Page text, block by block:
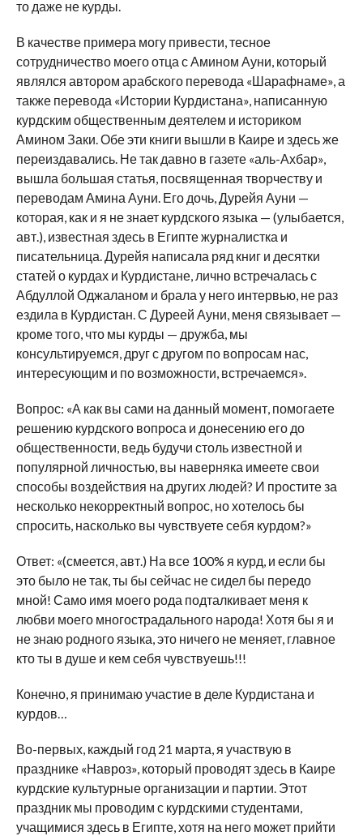
то даже не курды.
В качестве примера могу привести, тесное
сотрудничество моего отца с Амином Ауни, который
являлся автором арабского перевода «Шарафнаме», а
также перевода «Истории Курдистана», написанную
курдским общественным деятелем и историком
Амином Заки. Обе эти книги вышли в Каире и здесь же
переиздавались. Не так давно в газете «аль-Ахбар»,
вышла большая статья, посвященная творчеству и
переводам Амина Ауни. Его дочь, Дурейя Ауни —
которая, как и я не знает курдского языка — (улыбается,
авт.), известная здесь в Египте журналистка и
писательница. Дурейя написала ряд книг и десятки
статей о курдах и Курдистане, лично встречалась с
Абдуллой Оджаланом и брала у него интервью, не раз
ездила в Курдистан. С Дуреей Ауни, меня связывает —
кроме того, что мы курды — дружба, мы
консультируемся, друг с другом по вопросам нас,
интересующим и по возможности, встречаемся».
Вопрос: «А как вы сами на данный момент, помогаете
решению курдского вопроса и донесению его до
общественности, ведь будучи столь известной и
популярной личностью, вы наверняка имеете свои
способы воздействия на других людей? И простите за
несколько некорректный вопрос, но хотелось бы
спросить, насколько вы чувствуете себя курдом?»
Ответ: «(смеется, авт.) На все 100% я курд, и если бы
это было не так, ты бы сейчас не сидел бы передо
мной! Само имя моего рода подталкивает меня к
любви моего многострадального народа! Хотя бы я и
не знаю родного языка, это ничего не меняет, главное
кто ты в душе и кем себя чувствуешь!!!
Конечно, я принимаю участие в деле Курдистана и
курдов…
Во-первых, каждый год 21 марта, я участвую в
празднике «Навроз», который проводят здесь в Каире
курдские культурные организации и партии. Этот
праздник мы проводим с курдскими студентами,
учащимися здесь в Египте, хотя на него может прийти